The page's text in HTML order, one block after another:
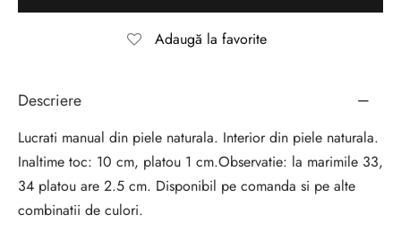
Adaugă la favorite
Descriere
Lucrati manual din piele naturala. Interior din piele naturala.
Inaltime toc: 10 cm, platou 1 cm.Observatie: la marimile 33,
34 platou are 2.5 cm. Disponibil pe comanda si pe alte
combinatii de culori.